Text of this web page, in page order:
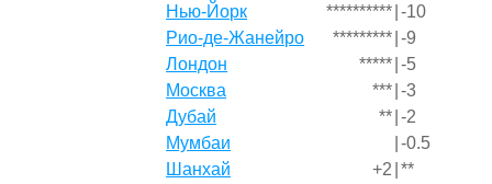
Нью-Йорк
********** -10
Рио-де-Жанейро
********* -9
Лондон
***** -5
Москва
*** -3
Дубай
** -2
Мумбаи
-0.5
Шанхай
+2 **